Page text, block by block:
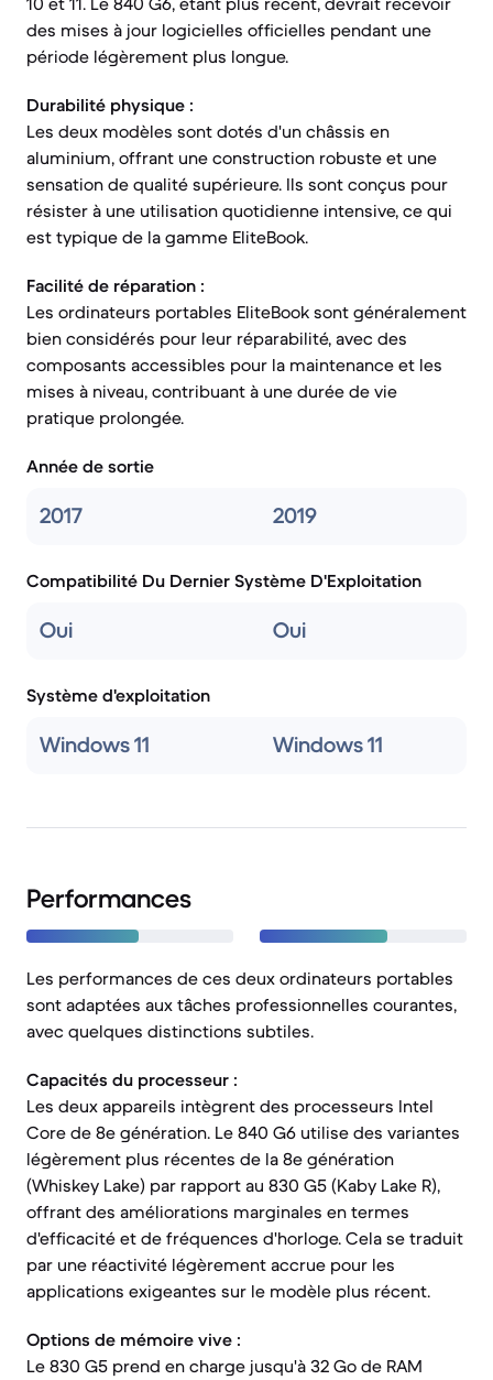
des mises à jour logicielles officielles pendant une
période légèrement plus longue.
Durabilité physique :
Les deux modèles sont dotés d'un châssis en
aluminium, offrant une construction robuste et une
sensation de qualité supérieure. Ils sont conçus pour
résister à une utilisation quotidienne intensive, ce qui
est typique de la gamme EliteBook.
Facilité de réparation :
Les ordinateurs portables EliteBook sont généralement
bien considérés pour leur réparabilité, avec des
composants accessibles pour la maintenance et les
mises à niveau, contribuant à une durée de vie
pratique prolongée.
Année de sortie
2017 2019
Compatibilité Du Dernier Système D'Exploitation
Oui Oui
Système d'exploitation
Windows 11 Windows 11
Performances
Les performances de ces deux ordinateurs portables
sont adaptées aux tâches professionnelles courantes,
avec quelques distinctions subtiles.
Capacités du processeur :
Les deux appareils intègrent des processeurs Intel
Core de 8e génération. Le 840 G6 utilise des variantes
légèrement plus récentes de la 8e génération
(Whiskey Lake) par rapport au 830 G5 (Kaby Lake R),
offrant des améliorations marginales en termes
d'efficacité et de fréquences d'horloge. Cela se traduit
par une réactivité légèrement accrue pour les
applications exigeantes sur le modèle plus récent.
Options de mémoire vive :
Le 830 G5 prend en charge jusqu'à 32 Go de RAM